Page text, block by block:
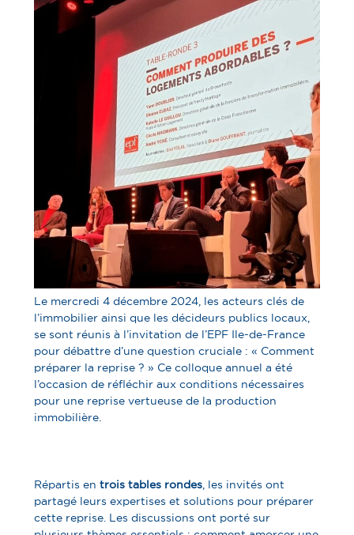
Le mercredi 4 décembre 2024, les acteurs clés de
l’immobilier ainsi que les décideurs publics locaux,
se sont réunis à l’invitation de l’EPF Ile-de-France
pour débattre d’une question cruciale : « Comment
préparer la reprise ? » Ce colloque annuel a été
l’occasion de réfléchir aux conditions nécessaires
pour une reprise vertueuse de la production
immobilière.
Répartis entrois tables rondes , les invités ont
partagé leurs expertises et solutions pour préparer
cette reprise. Les discussions ont porté sur